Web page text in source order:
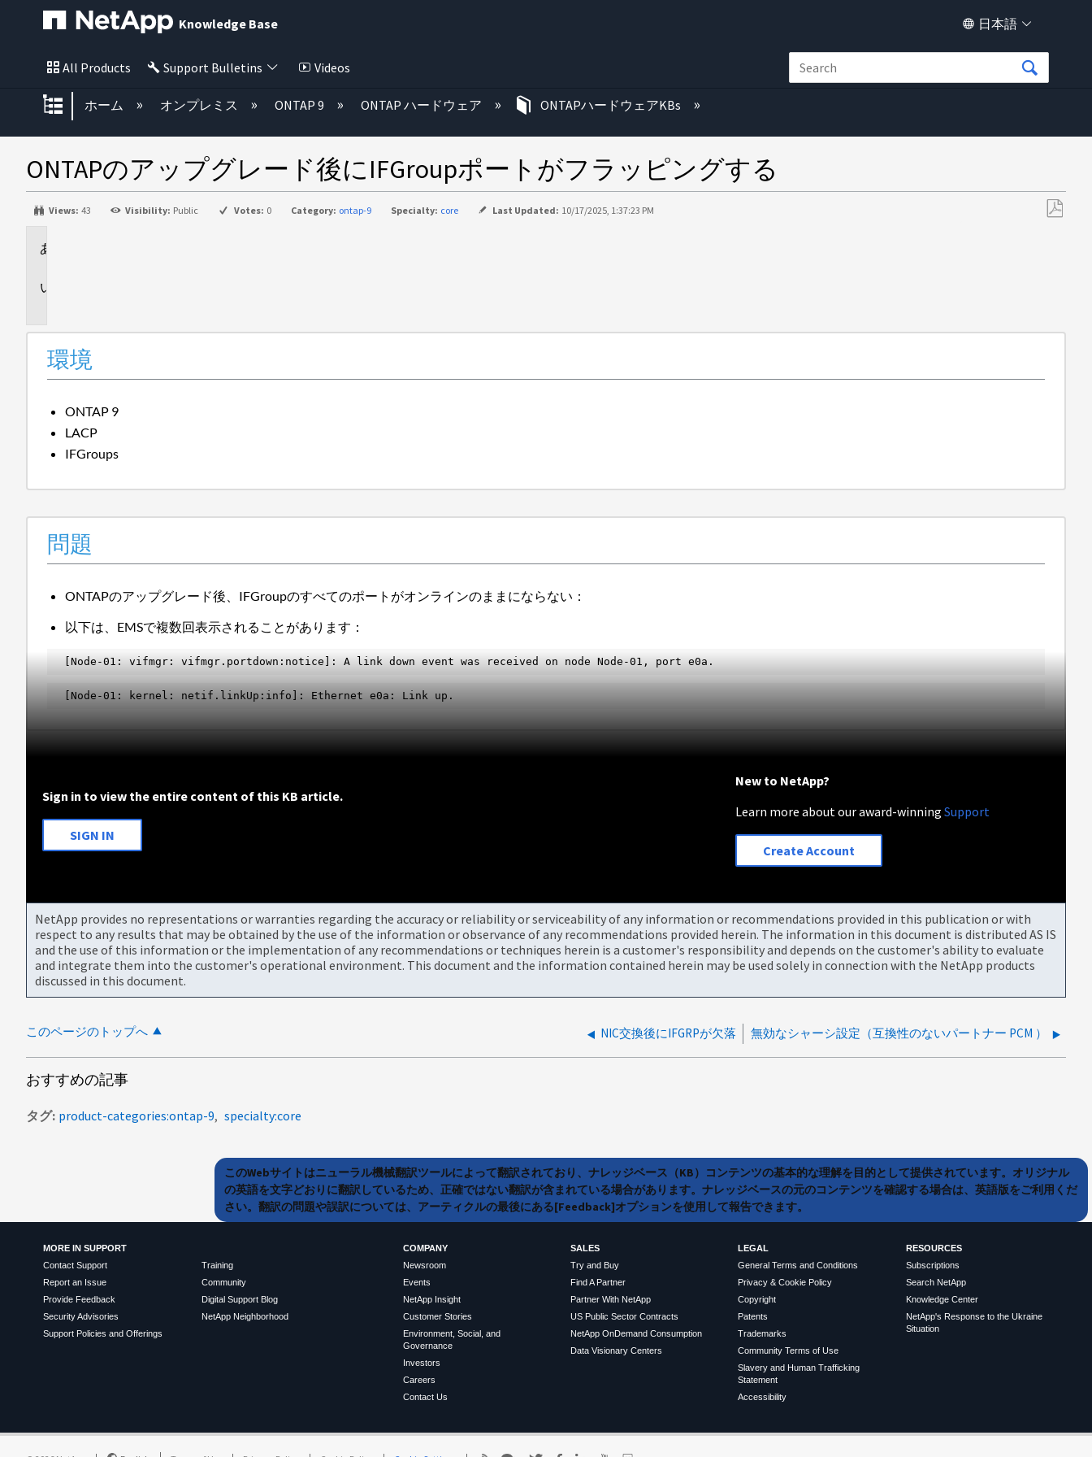
Knowledge Base 日本語
All Products Support Bulletins Videos
グローバル階層を展開/折りたたむ
ホーム オンプレミス ONTAP 9 ONTAP ハードウェア ONTAPハードウェアKBs
ONTAPのアップグレード後にIFGroupポートがフラッピングする
Views: 43 Visibility: Public Votes: 0 Category: ontap-9 Specialty: core Last Updated: 10/17/2025, 1:37:23 PM
環境
ONTAP 9
LACP
IFGroups
問題
ONTAPのアップグレード後、IFGroupのすべてのポートがオンラインのままにならない：
以下は、EMSで複数回表示されることがあります：
[Node-01: vifmgr: vifmgr.portdown:notice]: A link down event was received on node Node-01, port e0a.
[Node-01: kernel: netif.linkUp:info]: Ethernet e0a: Link up.
Sign in to view the entire content of this KB article.
SIGN IN
New to NetApp?
Learn more about our award-winningSupport
Create Account
NetApp provides no representations or warranties regarding the accuracy or reliability or serviceability of any information or recommendations provided in this publication or with
respect to any results that may be obtained by the use of the information or observance of any recommendations provided herein. The information in this document is distributed AS IS
and the use of this information or the implementation of any recommendations or techniques herein is a customer's responsibility and depends on the customer's ability to evaluate
and integrate them into the customer's operational environment. This document and the information contained herein may be used solely in connection with the NetApp products
discussed in this document.
このページのトップへ NIC交換後にIFGRPが欠落 無効なシャーシ設定（互換性のないパートナー PCM ）
おすすめの記事
タグ product-categories:ontap-9 specialty:core
このWebサイトはニューラル機械翻訳ツールによって翻訳されており、ナレッジベース（KB）コンテンツの基本的な理解を目的として提供されています。オリジナル
の英語を文字どおりに翻訳しているため、正確ではない翻訳が含まれている場合があります。ナレッジベースの元のコンテンツを確認する場合は、英語版をご利用くだ
さい。翻訳の問題や誤訳については、アーティクルの最後にある[Feedback]オプションを使用して報告できます。
MORE IN SUPPORT
Contact Support
Report an Issue
Provide Feedback
Security Advisories
Support Policies and Offerings
Training
Community
Digital Support Blog
NetApp Neighborhood
COMPANY
Newsroom
Events
NetApp Insight
Customer Stories
Environment, Social, and
Governance
Investors
Careers
Contact Us
SALES
Try and Buy
Find A Partner
Partner With NetApp
US Public Sector Contracts
NetApp OnDemand Consumption
Data Visionary Centers
LEGAL
General Terms and Conditions
Privacy & Cookie Policy
Copyright
Patents
Trademarks
Community Terms of Use
Slavery and Human Trafficking
Statement
Accessibility
RESOURCES
Subscriptions
Search NetApp
Knowledge Center
NetApp's Response to the Ukraine
Situation